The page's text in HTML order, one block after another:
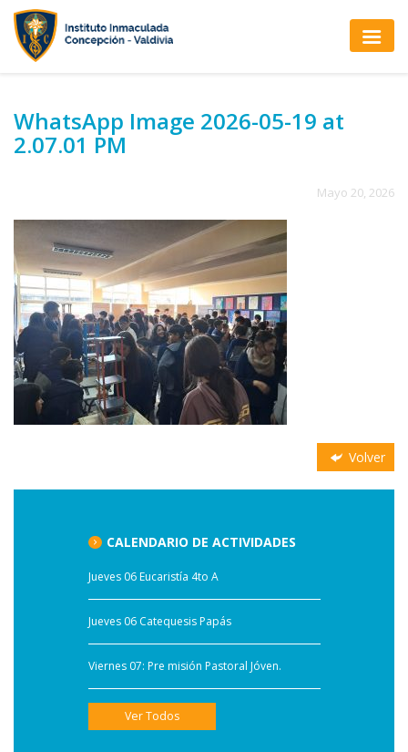
WhatsApp Image 2026-05-19 at
2.07.01 PM
Mayo 20, 2026
Volver
CALENDARIO DE ACTIVIDADES
Jueves 06 Eucaristía 4to A
Jueves 06 Catequesis Papás
Viernes 07: Pre misión Pastoral Jóven.
Ver Todos